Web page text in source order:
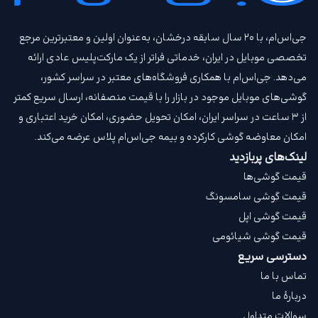
جی‌اس‌ام، با ۲۰ سال سابقه درخشان، به‌عنوان اولین و معتبرترین مرجع
تخصصی موبایل در ایران، خدماتی فراتر از یک مارکت‌پلیس عادی ارائه
می‌دهد. جی‌اس‌ام با همکاری فروشگاه‌های معتبر در سراسر کشور،
گوشی‌های موبایل موجود در بازار را با قیمت‌ منصفانه، ارسال سریع کمتر
از ۳ ساعت در سراسر ایران، امکان تحویل حضوری، امکان خرید اعتباری و
امکان معاوضه گوشی کارکرده و بیمه جی‌اس‌ام‌ پلاس عرضه می‌کند.
لینک‌های پربازدید
قیمت گوشی‌ها
قیمت گوشی سامسونگ
قیمت گوشی اپل
قیمت گوشی شیائومی
دسترسی سریع
تماس با ما
دربارهٔ ما